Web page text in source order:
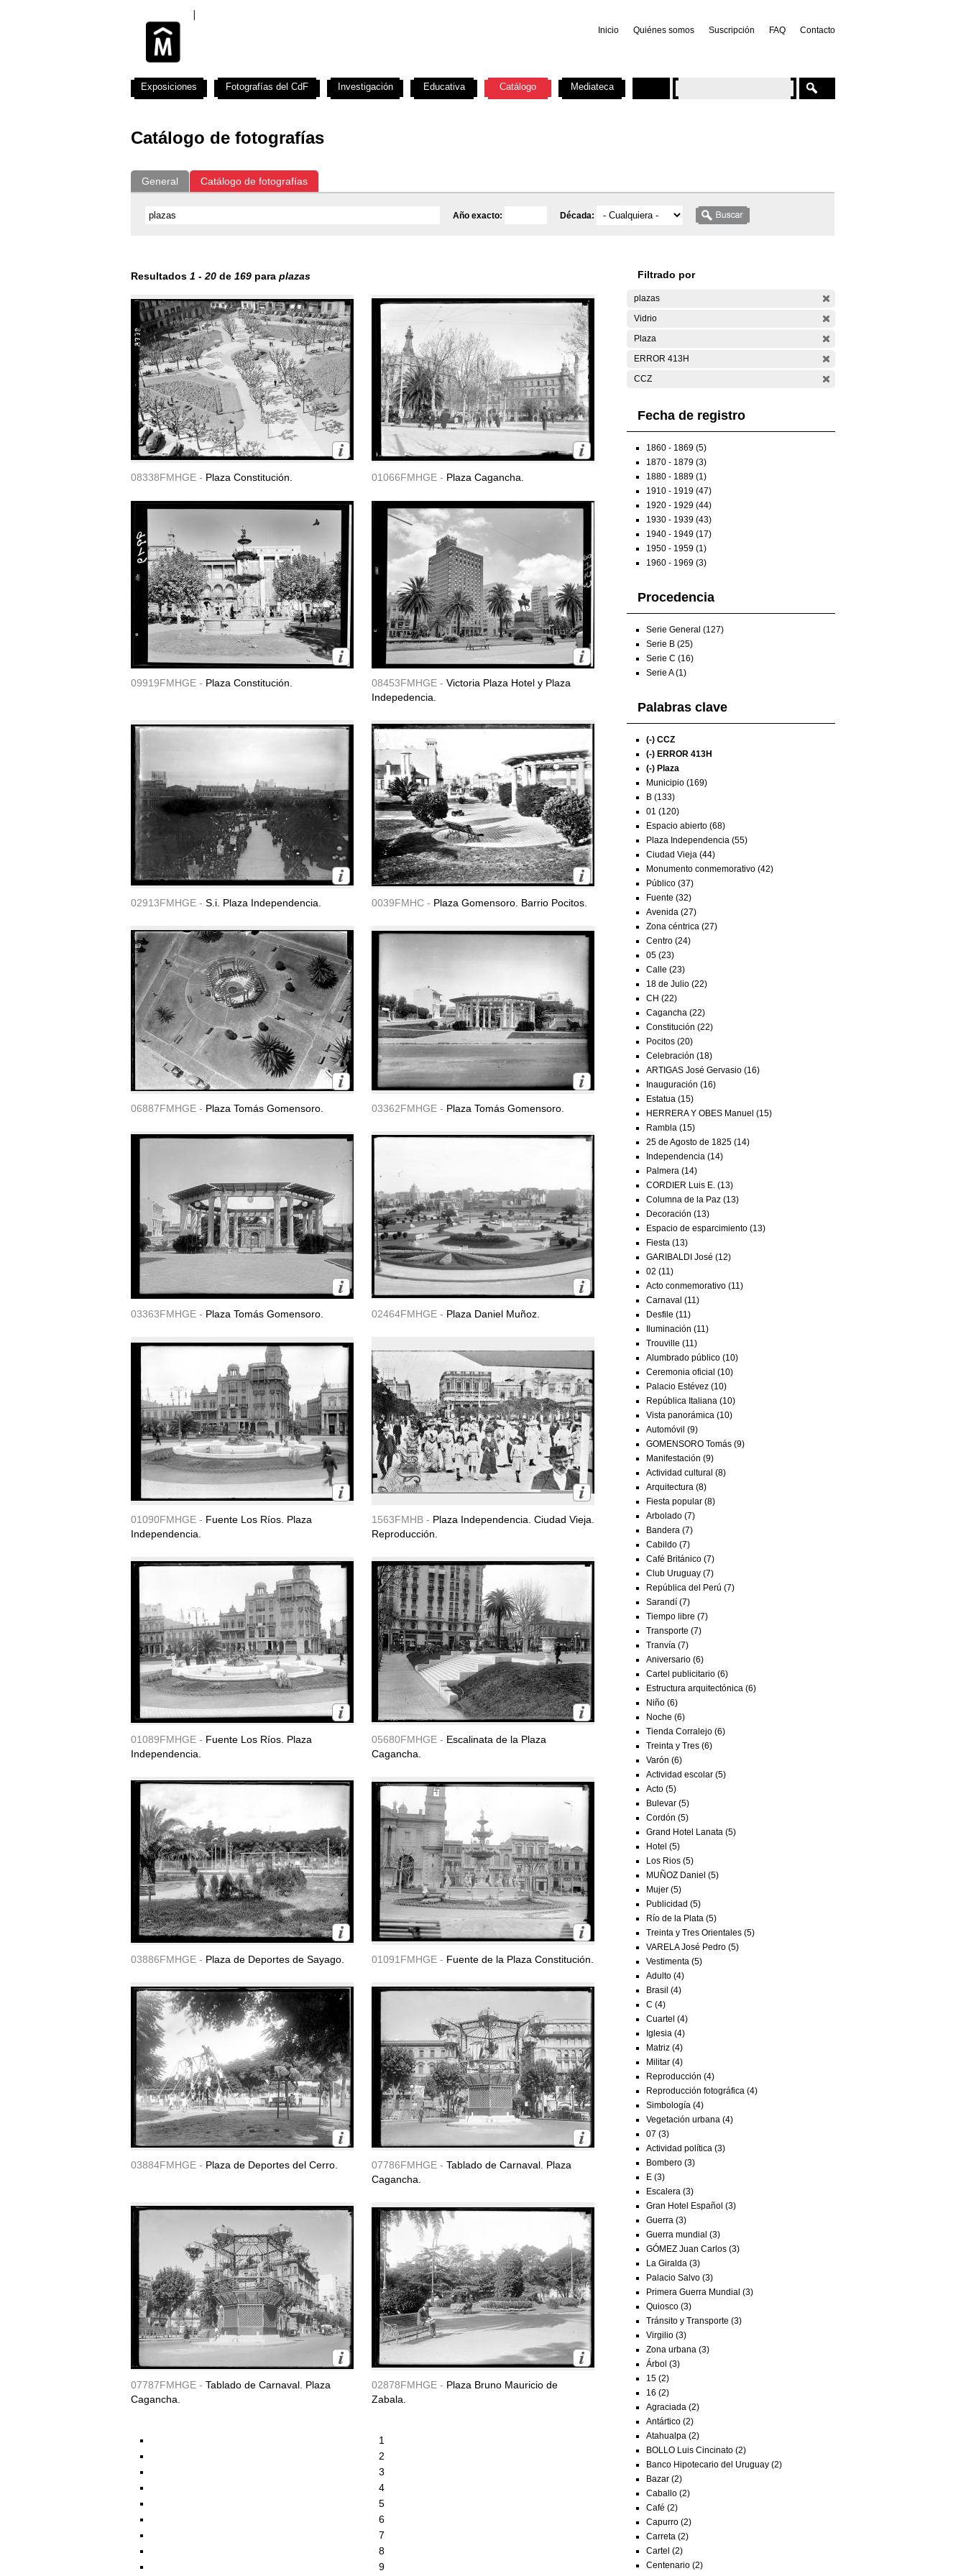
Inicio Quiénes somos Suscripción FAQ Contacto
Catálogo de fotografías
General Catálogo de fotografías
Año exacto: Década:
Resultados 1 - 20 de 169 para plazas
08338FMHGE - Plaza Constitución. 01066FMHGE - Plaza Cagancha.
09919FMHGE - Plaza Constitución. 08453FMHGE - Victoria Plaza Hotel y Plaza
Indepedencia.
02913FMHGE - S.i. Plaza Independencia. 0039FMHC - Plaza Gomensoro. Barrio Pocitos.
06887FMHGE - Plaza Tomás Gomensoro. 03362FMHGE - Plaza Tomás Gomensoro.
03363FMHGE - Plaza Tomás Gomensoro. 02464FMHGE - Plaza Daniel Muñoz.
01090FMHGE - Fuente Los Ríos. Plaza
Independencia.
1563FMHB - Plaza Independencia. Ciudad Vieja.
Reproducción.
01089FMHGE - Fuente Los Ríos. Plaza
Independencia.
05680FMHGE - Escalinata de la Plaza
Cagancha.
03886FMHGE - Plaza de Deportes de Sayago. 01091FMHGE - Fuente de la Plaza Constitución.
03884FMHGE - Plaza de Deportes del Cerro. 07786FMHGE - Tablado de Carnaval. Plaza
Cagancha.
07787FMHGE - Tablado de Carnaval. Plaza
Cagancha.
02878FMHGE - Plaza Bruno Mauricio de
Zabala.
1
2
3
4
5
6
7
8
9
Filtrado por
plazas
Vidrio
Plaza
ERROR 413H
CCZ
Fecha de registro
1860 - 1869 (5)
1870 - 1879 (3)
1880 - 1889 (1)
1910 - 1919 (47)
1920 - 1929 (44)
1930 - 1939 (43)
1940 - 1949 (17)
1950 - 1959 (1)
1960 - 1969 (3)
Procedencia
Serie General (127)
Serie B (25)
Serie C (16)
Serie A (1)
Palabras clave
(-) CCZ
(-) ERROR 413H
(-) Plaza
Municipio (169)
B (133)
01 (120)
Espacio abierto (68)
Plaza Independencia (55)
Ciudad Vieja (44)
Monumento conmemorativo (42)
Público (37)
Fuente (32)
Avenida (27)
Zona céntrica (27)
Centro (24)
05 (23)
Calle (23)
18 de Julio (22)
CH (22)
Cagancha (22)
Constitución (22)
Pocitos (20)
Celebración (18)
ARTIGAS José Gervasio (16)
Inauguración (16)
Estatua (15)
HERRERA Y OBES Manuel (15)
Rambla (15)
25 de Agosto de 1825 (14)
Independencia (14)
Palmera (14)
CORDIER Luis E. (13)
Columna de la Paz (13)
Decoración (13)
Espacio de esparcimiento (13)
Fiesta (13)
GARIBALDI José (12)
02 (11)
Acto conmemorativo (11)
Carnaval (11)
Desfile (11)
Iluminación (11)
Trouville (11)
Alumbrado público (10)
Ceremonia oficial (10)
Palacio Estévez (10)
República Italiana (10)
Vista panorámica (10)
Automóvil (9)
GOMENSORO Tomás (9)
Manifestación (9)
Actividad cultural (8)
Arquitectura (8)
Fiesta popular (8)
Arbolado (7)
Bandera (7)
Cabildo (7)
Café Británico (7)
Club Uruguay (7)
República del Perú (7)
Sarandí (7)
Tiempo libre (7)
Transporte (7)
Tranvía (7)
Aniversario (6)
Cartel publicitario (6)
Estructura arquitectónica (6)
Niño (6)
Noche (6)
Tienda Corralejo (6)
Treinta y Tres (6)
Varón (6)
Actividad escolar (5)
Acto (5)
Bulevar (5)
Cordón (5)
Grand Hotel Lanata (5)
Hotel (5)
Los Rios (5)
MUÑOZ Daniel (5)
Mujer (5)
Publicidad (5)
Río de la Plata (5)
Treinta y Tres Orientales (5)
VARELA José Pedro (5)
Vestimenta (5)
Adulto (4)
Brasil (4)
C (4)
Cuartel (4)
Iglesia (4)
Matriz (4)
Militar (4)
Reproducción (4)
Reproducción fotográfica (4)
Simbología (4)
Vegetación urbana (4)
07 (3)
Actividad política (3)
Bombero (3)
E (3)
Escalera (3)
Gran Hotel Español (3)
Guerra (3)
Guerra mundial (3)
GÓMEZ Juan Carlos (3)
La Giralda (3)
Palacio Salvo (3)
Primera Guerra Mundial (3)
Quiosco (3)
Tránsito y Transporte (3)
Virgilio (3)
Zona urbana (3)
Árbol (3)
15 (2)
16 (2)
Agraciada (2)
Antártico (2)
Atahualpa (2)
BOLLO Luis Cincinato (2)
Banco Hipotecario del Uruguay (2)
Bazar (2)
Caballo (2)
Café (2)
Capurro (2)
Carreta (2)
Cartel (2)
Centenario (2)
Exposiciones Fotografías del CdF Investigación Educativa Catálogo Mediateca